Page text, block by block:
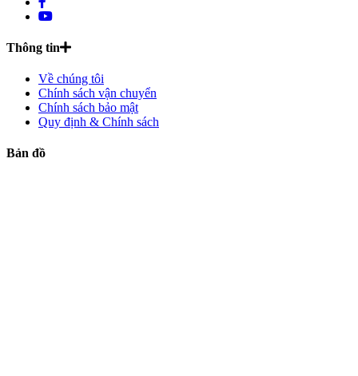
Thông tin
Về chúng tôi
Chính sách vận chuyển
Chính sách bảo mật
Quy định & Chính sách
Bản đồ